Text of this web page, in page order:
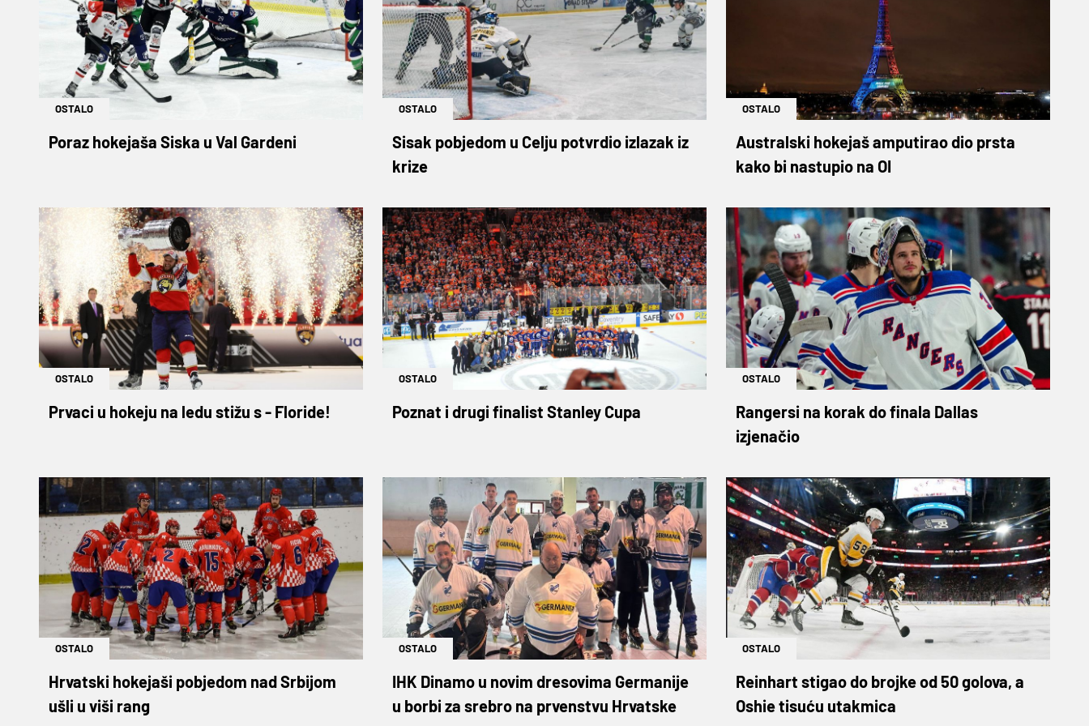
OSTALO
Poraz hokejaša Siska u Val Gardeni
OSTALO
Sisak pobjedom u Celju potvrdio izlazak iz
krize
OSTALO
Australski hokejaš amputirao dio prsta
kako bi nastupio na OI
OSTALO
Prvaci u hokeju na ledu stižu s - Floride!
OSTALO
Poznat i drugi finalist Stanley Cupa
OSTALO
Rangersi na korak do finala Dallas
izjenačio
OSTALO
Hrvatski hokejaši pobjedom nad Srbijom
ušli u viši rang
OSTALO
IHK Dinamo u novim dresovima Germanije
u borbi za srebro na prvenstvu Hrvatske
OSTALO
Reinhart stigao do brojke od 50 golova, a
Oshie tisuću utakmica